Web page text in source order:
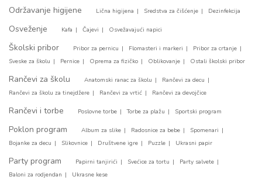
Održavanje higijene Lična higijena Sredstva za čišćenje Dezinfekcija
Osveženje Kafa Čajevi Osvežavajući napici
Školski pribor Pribor za pernicu Flomasteri i markeri
Pribor za crtanje
Sveske za školu
Pernice Oprema za fizičko Oblikovanje Ostali školski pribor
Rančevi za školu Anatomski ranac za školu
Rančevi za decu
Rančevi za školu za tinejdžere
Rančevi za vrtić Rančevi za devojčice
Rančevi i torbe Poslovne torbe Torbe za plažu Sportski program
Poklon program Album za slike Radosnice za bebe
Spomenari
Bojanke za decu
Slikovnice Društvene igre Puzzle Ukrasni papir
Party program Papirni tanjirići Svećice za tortu
Party salvete
Baloni za rodjendan
Ukrasne kese